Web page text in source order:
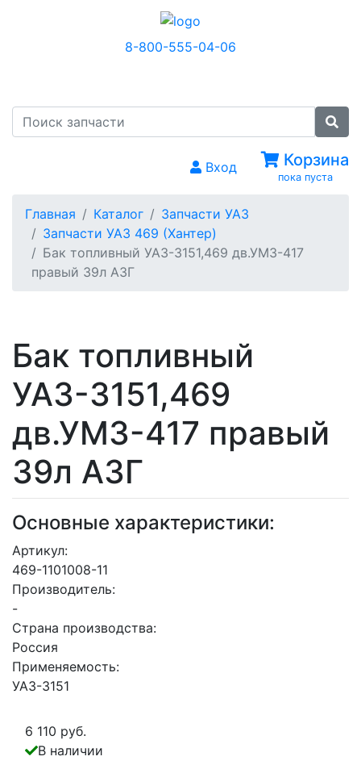
8-800-555-04-06
Вход Корзина
пока пуста
Главная Каталог
Запчасти УАЗ
Запчасти УАЗ 469 (Хантер)
Бак топливный УАЗ-3151,469 дв.УМЗ-417
правый 39л АЗГ
Бак топливный
УАЗ-3151,469
дв.УМЗ-417 правый
39л АЗГ
Основные характеристики:
Артикул:
469-1101008-11
Производитель:
-
Страна производства:
Россия
Применяемость:
УАЗ-3151
6 110 руб.
В наличии